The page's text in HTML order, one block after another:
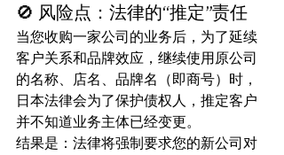
🚫 风险点：法律的“推定”责任
当您收购一家公司的业务后，为了延续
客户关系和品牌效应，继续使用原公司
的名称、店名、品牌名（即商号）时，
日本法律会为了保护债权人，推定客户
并不知道业务主体已经变更。
结果是：法律将强制要求您的新公司对